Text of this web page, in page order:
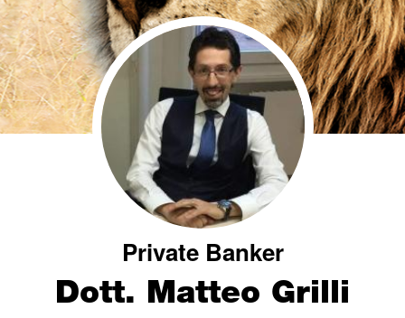
Private Banker
Dott. Matteo Grilli